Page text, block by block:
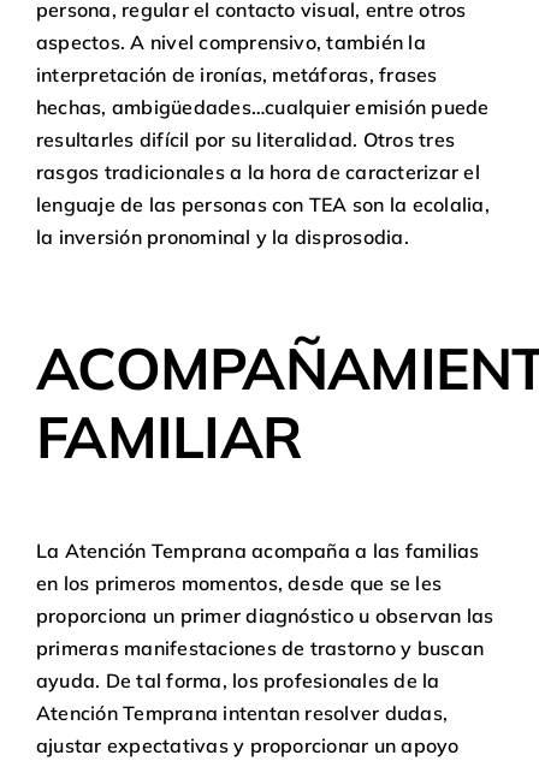
persona, regular el contacto visual, entre otros
aspectos. A nivel comprensivo, también la
interpretación de ironías, metáforas, frases
hechas, ambigüedades…cualquier emisión puede
resultarles difícil por su literalidad. Otros tres
rasgos tradicionales a la hora de caracterizar el
lenguaje de las personas con TEA son la ecolalia,
la inversión pronominal y la disprosodia.
FAMILIAR
La Atención Temprana acompaña a las familias
en los primeros momentos, desde que se les
proporciona un primer diagnóstico u observan las
primeras manifestaciones de trastorno y buscan
ayuda. De tal forma, los profesionales de la
Atención Temprana intentan resolver dudas,
ajustar expectativas y proporcionar un apoyo